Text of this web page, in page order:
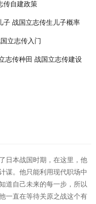
传自建政策
子 战国立志传生儿子概率
立志传入门
志传种田 战国立志传建设
日本战国时期，在这里，他
谋。他只能利用现代职场中
道自己未来的每一步，所以
一直在等待关原之战这个有